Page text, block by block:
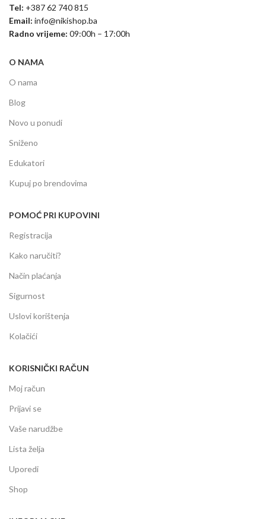
Tel: +387 62 740 815
Email: info@nikishop.ba
Radno vrijeme: 09:00h – 17:00h
O NAMA
O nama
Blog
Novo u ponudi
Sniženo
Edukatori
Kupuj po brendovima
POMOĆ PRI KUPOVINI
Registracija
Kako naručiti?
Način plaćanja
Sigurnost
Uslovi korištenja
Kolačići
KORISNIČKI RAČUN
Moj račun
Prijavi se
Vaše narudžbe
Lista želja
Uporedi
Shop